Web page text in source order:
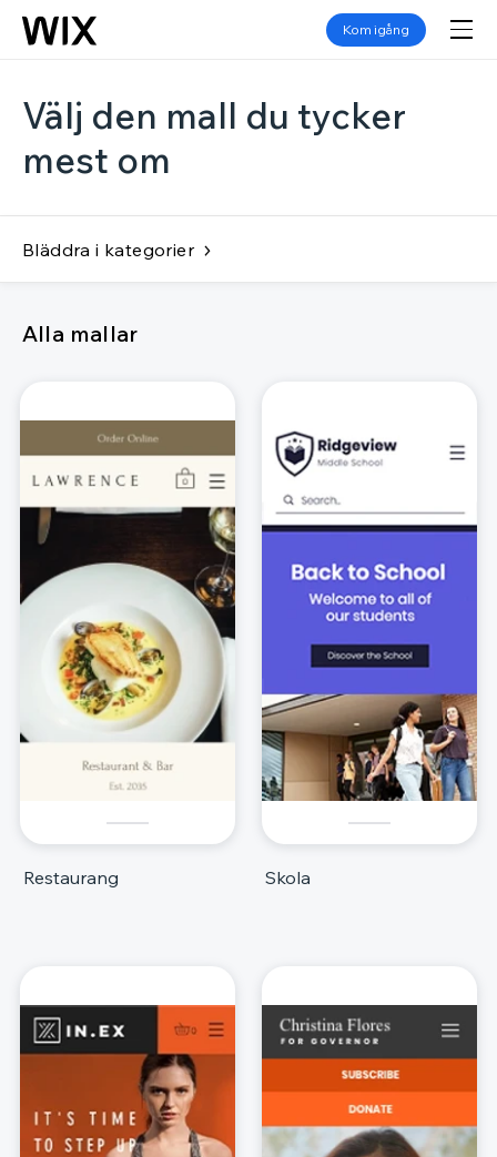
Kom igång
Välj den mall du tycker
mest om
Bläddra i kategorier
Alla mallar
Restaurang Skola